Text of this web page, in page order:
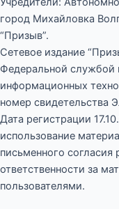
город Михайловка
“Призыв”.
Сетевое издание
Федеральной службой
информационных
номер свидетельства
Дата регистрации
использование
письменного согласия
ответственности за
пользователями.